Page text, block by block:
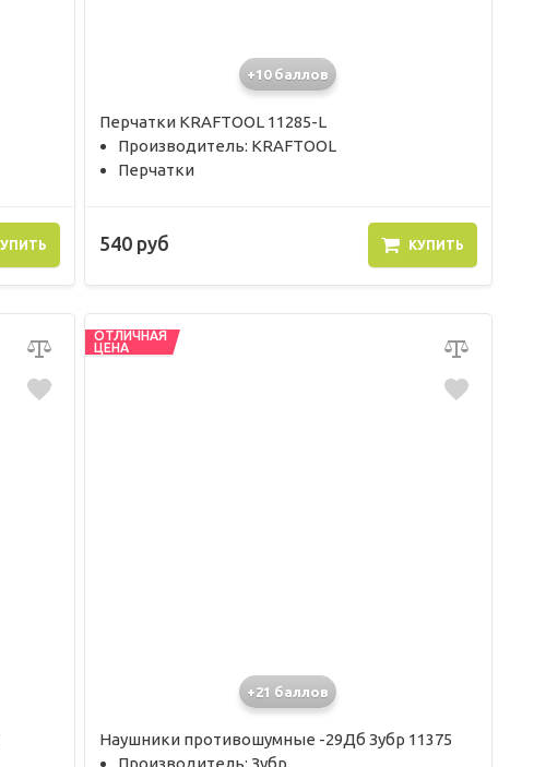
+10 баллов
Перчатки KRAFTOOL 11285-L
Производитель: KRAFTOOL
Перчатки
540 руб КУПИТЬ
ОТЛИЧНАЯ
ЦЕНА
+21 баллов
Наушники противошумные -29Дб Зубр 11375
Производитель: Зубр